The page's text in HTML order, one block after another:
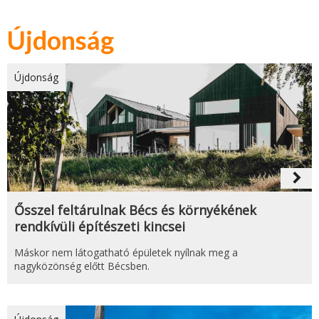
Újdonság
Újdonság
navigate_next
Ősszel feltárulnak Bécs és környékének
rendkívüli építészeti kincsei
Máskor nem látogatható épületek nyílnak meg a
nagyközönség előtt Bécsben.